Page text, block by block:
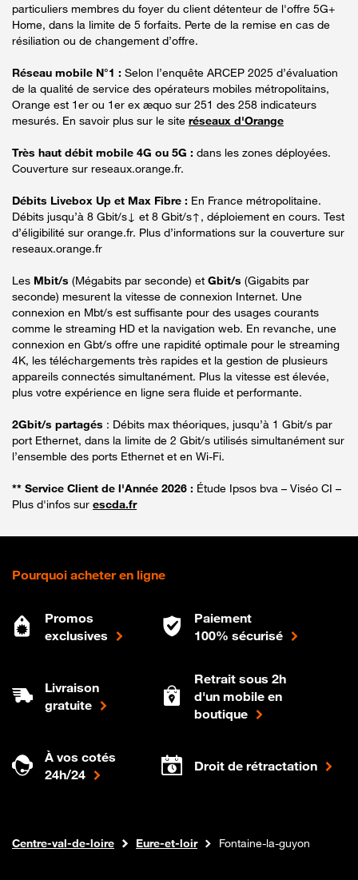
particuliers membres du foyer du client détenteur de l'offre 5G+
Home, dans la limite de 5 forfaits. Perte de la remise en cas de
résiliation ou de changement d’offre.
Réseau mobile N°1 : Selon l’enquête ARCEP 2025 d’évaluation
de la qualité de service des opérateurs mobiles métropolitains,
Orange est 1er ou 1er ex æquo sur 251 des 258 indicateurs
mesurés. En savoir plus sur le site réseaux d'Orange
Très haut débit mobile 4G ou 5G : dans les zones déployées.
Couverture sur reseaux.orange.fr.
Débits Livebox Up et Max Fibre : En France métropolitaine.
Débits jusqu’à 8 Gbit/s↓ et 8 Gbit/s↑, déploiement en cours. Test
d’éligibilité sur orange.fr. Plus d’informations sur la couverture sur
reseaux.orange.fr
Les Mbit/s (Mégabits par seconde) et Gbit/s (Gigabits par
seconde) mesurent la vitesse de connexion Internet. Une
connexion en Mbt/s est suffisante pour des usages courants
comme le streaming HD et la navigation web. En revanche, une
connexion en Gbt/s offre une rapidité optimale pour le streaming
4K, les téléchargements très rapides et la gestion de plusieurs
appareils connectés simultanément. Plus la vitesse est élevée,
plus votre expérience en ligne sera fluide et performante.
2Gbit/s partagés : Débits max théoriques, jusqu’à 1 Gbit/s par
port Ethernet, dans la limite de 2 Gbit/s utilisés simultanément sur
l’ensemble des ports Ethernet et en Wi-Fi.
** Service Client de l'Année 2026 : Étude Ipsos bva – Viséo CI –
Plus d'infos sur escda.fr
Pourquoi acheter en ligne
Promos
exclusives
Paiement
100% sécurisé
Livraison
gratuite
Retrait sous 2h
d'un mobile en
boutique
À vos cotés
24h/24
Droit de rétractation
Boutique Orange
Internet fibre
Centre-val-de-loire Eure-et-loir Fontaine-la-guyon